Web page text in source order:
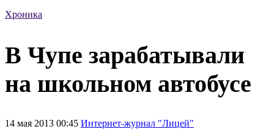
Хроника
В Чупе зарабатывали
на школьном автобусе
14 мая 2013 00:45 Интернет-журнал "Лицей"